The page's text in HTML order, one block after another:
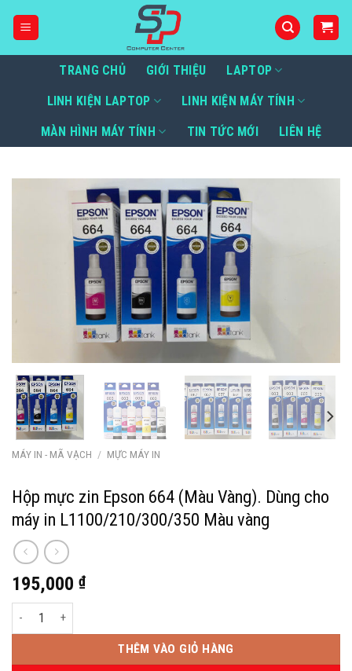
TRANG CHỦ GIỚI THIỆU LAPTOP
LINH KIỆN LAPTOP LINH KIỆN MÁY TÍNH
MÀN HÌNH MÁY TÍNH TIN TỨC MỚI LIÊN HỆ
MÁY IN - MÃ VẠCH / MỰC MÁY IN
Hộp mực zin Epson 664 (Màu Vàng). Dùng cho
máy in L1100/210/300/350 Màu vàng
195,000 ₫
Hộp mực zin Epson 664 (Màu Vàng). Dùng cho máy in L1100/210/300/
THÊM VÀO GIỎ HÀNG